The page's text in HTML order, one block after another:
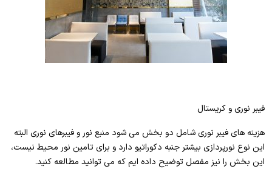
فیبر نوری و کریستال
هزینه های فیبر نوری شامل دو بخش می شود منبع نور و فیبرهای نوری البته
این نوع نورپردازی بیشتر جنبه دکوراتیو دارد و برای تامین نور محیط نیست،
این بخش را نیز مفصل توضیح داده ایم که می توانید مطالعه کنید.